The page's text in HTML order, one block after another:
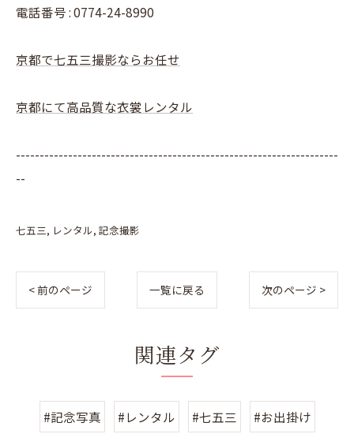
電話番号 : 0774-24-8990
京都で七五三撮影ならお任せ
京都にて高品質な衣裳レンタル
--------------------------------------------------------------------
--
七五三 レンタル 記念撮影
< 前のページ 一覧に戻る 次のページ >
関連タグ
#記念写真 #レンタル #七五三 #お出掛け